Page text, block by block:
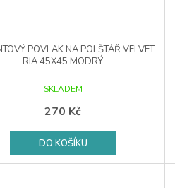
POVLAK NA POLŠTÁŘ VELVET
RIA 45X45 MODRÝ
SKLADEM
270 Kč
DO KOŠÍKU